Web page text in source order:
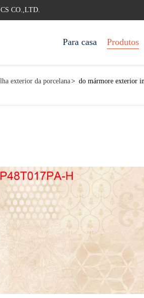
CO.,LTD.
Para casa Produtos
exterior da porcelana> do mármore exterior